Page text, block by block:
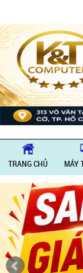
TRANG CHỦ MÁY